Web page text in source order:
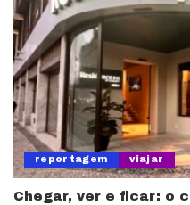
reportagem viajar
Chegar, ver e ficar: o